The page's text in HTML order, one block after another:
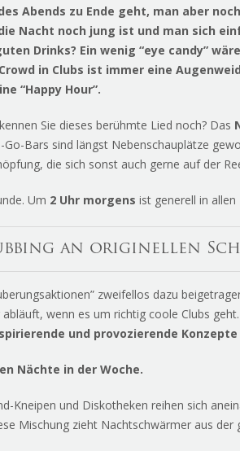
Abends zu Ende geht, man aber
Nacht noch jung ist und man sich
Drinks? Ein wenig “eye candy”
in Clubs ist immer eine
“Happy Hour”.
Sie dieses berühmte Lied noch? Das
Go-Bars sind längst Nebenschauplätze
die sich sonst auch gerne auf der
Um 2 Uhr morgens ist generell in allen
an originellen
zweifellos dazu
wenn es um richtig coole Clubs
und provozierende Konzepte
Nächte in der Woche.
Kneipen und Diskotheken reihen sich
Mischung zieht Nachtschwärmer aus der